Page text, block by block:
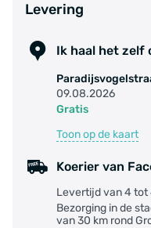
Levering
Ik haal het zelf
09.08.2026
Gratis
Toon op de kaart
Koerier van
Levertijd van 4 tot
Bezorging in de
van 30 km rond